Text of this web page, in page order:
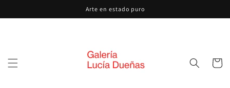
al contenido
Arte en estado puro
Carrito